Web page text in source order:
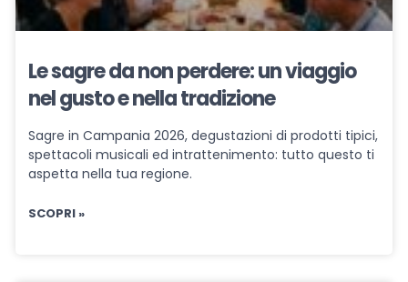
Le sagre da non perdere: un viaggio
nel gusto e nella tradizione
Sagre in Campania 2026, degustazioni di prodotti tipici,
spettacoli musicali ed intrattenimento: tutto questo ti
aspetta nella tua regione.
SCOPRI »